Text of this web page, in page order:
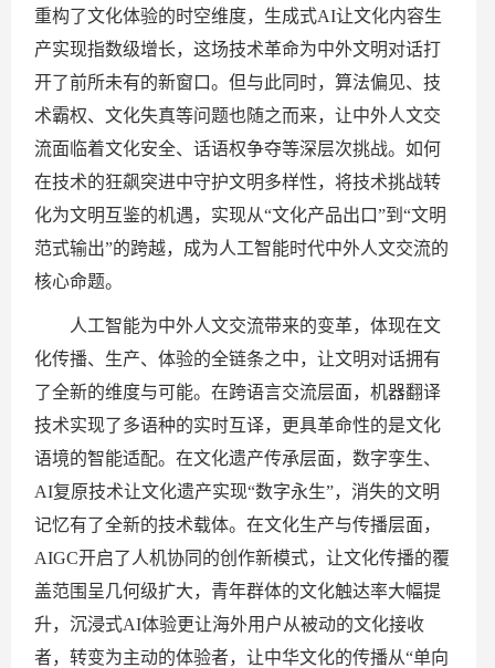
重构了文化体验的时空维度，生成式AI让文化内容生
产实现指数级增长，这场技术革命为中外文明对话打
开了前所未有的新窗口。但与此同时，算法偏见、技
术霸权、文化失真等问题也随之而来，让中外人文交
流面临着文化安全、话语权争夺等深层次挑战。如何
在技术的狂飙突进中守护文明多样性，将技术挑战转
化为文明互鉴的机遇，实现从“文化产品出口”到“文明
范式输出”的跨越，成为人工智能时代中外人文交流的
核心命题。
人工智能为中外人文交流带来的变革，体现在文
化传播、生产、体验的全链条之中，让文明对话拥有
了全新的维度与可能。在跨语言交流层面，机器翻译
技术实现了多语种的实时互译，更具革命性的是文化
语境的智能适配。在文化遗产传承层面，数字孪生、
AI复原技术让文化遗产实现“数字永生”，消失的文明
记忆有了全新的技术载体。在文化生产与传播层面，
AIGC开启了人机协同的创作新模式，让文化传播的覆
盖范围呈几何级扩大，青年群体的文化触达率大幅提
升，沉浸式AI体验更让海外用户从被动的文化接收
者，转变为主动的体验者，让中华文化的传播从“单向